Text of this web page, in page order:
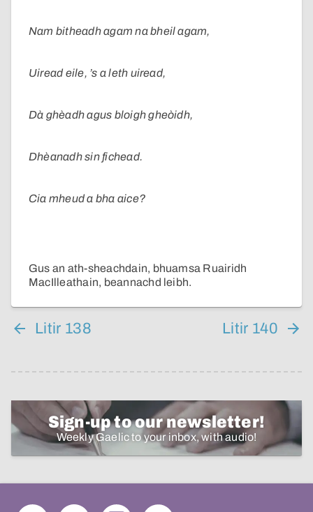
Nam bitheadh agam na bheil agam,
Uiread eile, ’s a leth uiread,
Dà ghèadh agus bloigh gheòidh,
Dhèanadh sin fichead.
Cia mheud a bha aice?
Gus an ath-sheachdain, bhuamsa Ruairidh
MacIlleathain, beannachd leibh.
Litir 138 Litir 140
Sign-up to our newsletter!
Weekly Gaelic to your inbox, with audio!